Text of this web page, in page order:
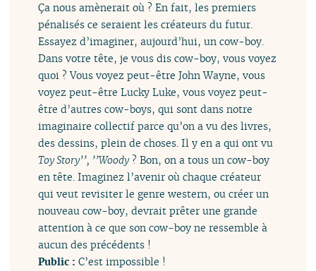
Ça nous amènerait où ? En fait, les premiers
pénalisés ce seraient les créateurs du futur.
Essayez d’imaginer, aujourd’hui, un cow-boy.
Dans votre tête, je vous dis cow-boy, vous voyez
quoi ? Vous voyez peut-être John Wayne, vous
voyez peut-être Lucky Luke, vous voyez peut-
être d’autres cow-boys, qui sont dans notre
imaginaire collectif parce qu’on a vu des livres,
des dessins, plein de choses. Il y en a qui ont vu
Toy Story’’, ’’Woody ? Bon, on a tous un cow-boy
en tête. Imaginez l’avenir où chaque créateur
qui veut revisiter le genre western, ou créer un
nouveau cow-boy, devrait prêter une grande
attention à ce que son cow-boy ne ressemble à
aucun des précédents !
Public : C’est impossible !